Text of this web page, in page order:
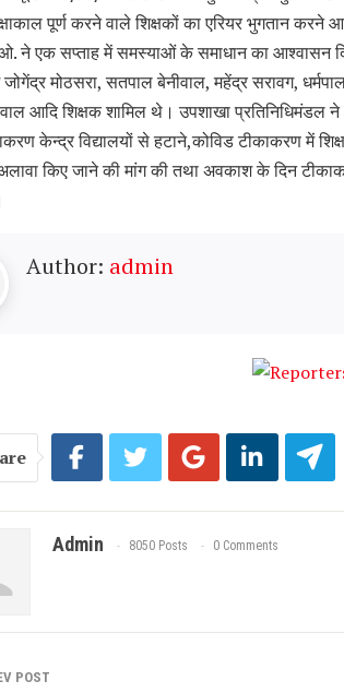
पूर्ण करने वाले शिक्षकों का एरियर भुगतान करने
ने एक सप्ताह में समस्याओं के समाधान का आश्वासन
मोठसरा, सतपाल बेनीवाल, महेंद्र सरावग,
आदि शिक्षक शामिल थे। उपशाखा प्रतिनिधिमंडल
केन्द्र विद्यालयों से हटाने,कोविड टीकाकरण में
किए जाने की मांग की तथा अवकाश के दिन
Author: admin
Admin 8050 Posts 0 Comments
POST